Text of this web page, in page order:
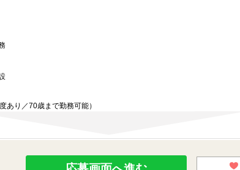
あり／70歳まで勤務可能）